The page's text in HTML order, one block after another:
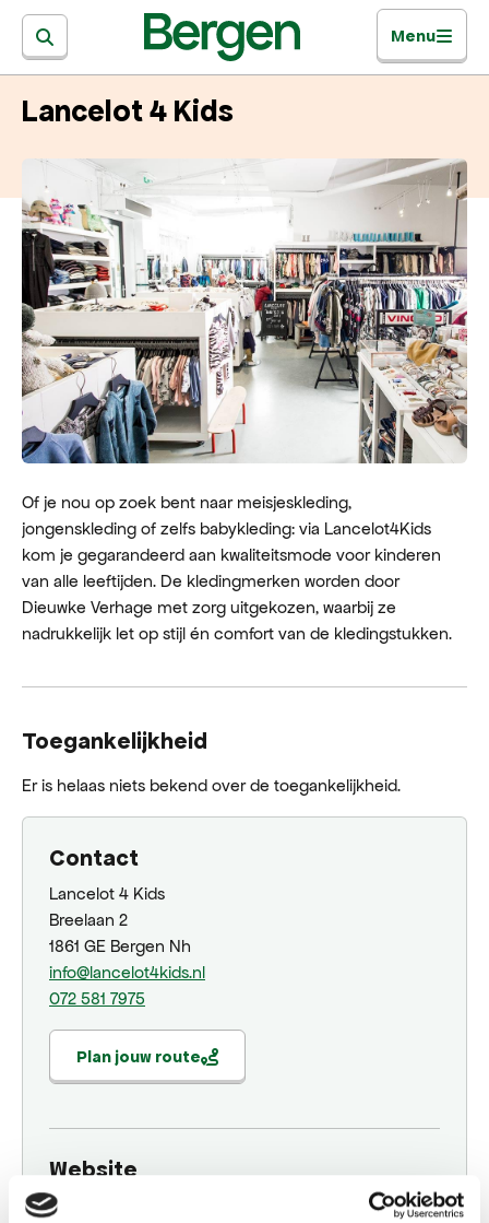
Menu
Lancelot 4 Kids
Of je nou op zoek bent naar meisjeskleding,
jongenskleding of zelfs babykleding: via Lancelot4Kids
kom je gegarandeerd aan kwaliteitsmode voor kinderen
van alle leeftijden. De kledingmerken worden door
Dieuwke Verhage met zorg uitgekozen, waarbij ze
nadrukkelijk let op stijl én comfort van de kledingstukken.
Toegankelijkheid
Er is helaas niets bekend over de toegankelijkheid.
Contact
Lancelot 4 Kids
Breelaan 2
1861 GE Bergen Nh
info@lancelot4kids.nl
072 581 7975
Plan jouw route
Website